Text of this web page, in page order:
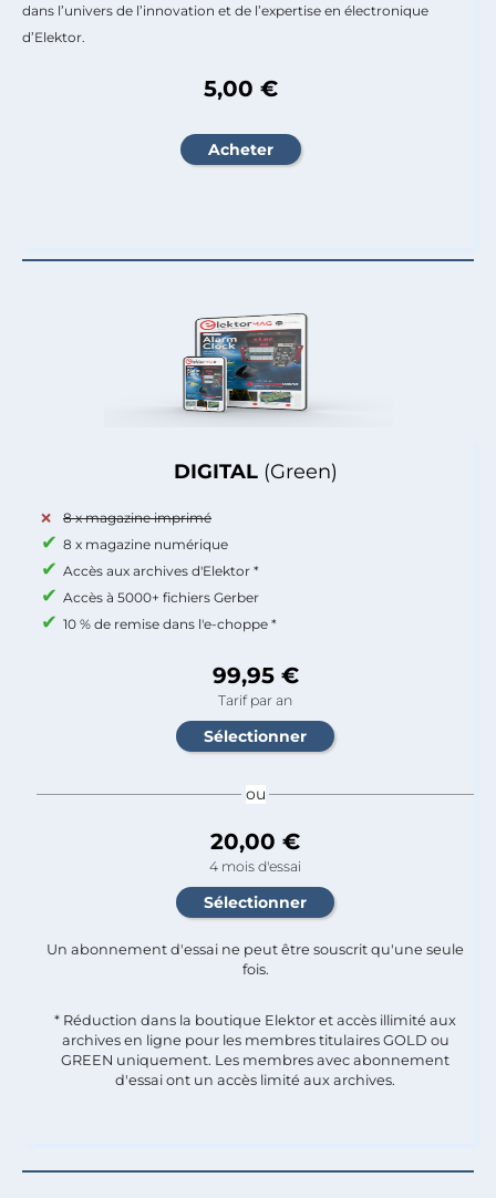
DIGITAL (Green)
8 x magazine imprimé
8 x magazine numérique
Accès aux archives d'Elektor *
Accès à 5000+ fichiers Gerber
10 % de remise dans l'e-choppe *
99,95 €
Tarif par an
ou
20,00 €
4 mois d'essai
Un abonnement d'essai ne peut être souscrit qu'une seule
fois.​
* Réduction dans la boutique Elektor et accès illimité aux
archives en ligne pour les membres titulaires GOLD ou
GREEN uniquement. Les membres avec abonnement
d'essai ont un accès limité aux archives.
dans l’univers de l’innovation et de l’expertise en électronique
d’Elektor.
5,00 €